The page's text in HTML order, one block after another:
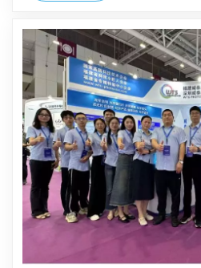
sektördeki mesl...